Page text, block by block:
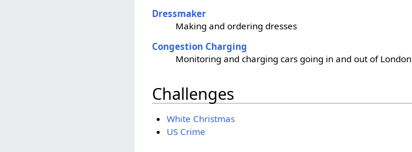
Dressmaker
Making and ordering dresses
Congestion Charging
Monitoring and charging cars going in and out of London
Challenges
White Christmas
US Crime